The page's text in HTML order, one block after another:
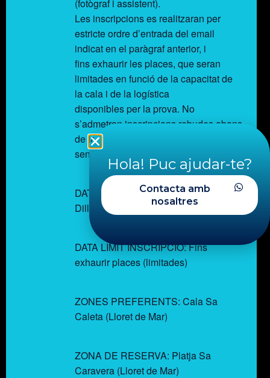
(fotògraf i assistent).
Les inscripcions es realitzaran per
estricte ordre d’entrada del email
indicat en el paràgraf anterior, i
fins exhaurir les places, que seran
limitades en funció de la capacitat de
la cala i de la logística
disponibles per la prova. No
s’admetran inscripcions rebudes abans
de la data d’obertura
senyalada.
DATA OBERTURA D’INSCRIPCIONS:
Dilluns, 1 de setembre de 2025
DATA LIMIT INSCRIPCIÓ: Fins
exhaurir places (limitades)
ZONES PREFERENTS: Cala Sa
Caleta (Lloret de Mar)
ZONA DE RESERVA: Platja Sa
Caravera (Lloret de Mar)
Hola! Puc ajudar-te?
Contacta amb
nosaltres